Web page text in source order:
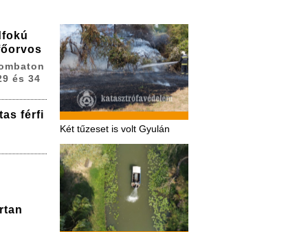
Két tűzeset is volt Gyulán
és 34
férfi